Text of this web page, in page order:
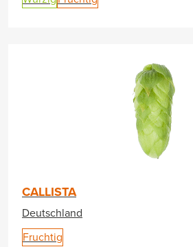
CALLISTA
Deutschland
Fruchtig